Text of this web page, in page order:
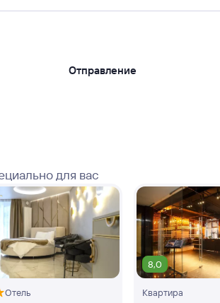
Отправление
для вас
Отель
8,0
Квартира